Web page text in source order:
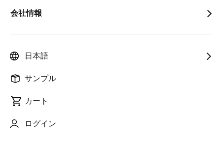
会社情報
日本語
サンプル
カート
ログイン
概要
要
説
加し、在庫や資産管理に関するリアルタイムの可視化